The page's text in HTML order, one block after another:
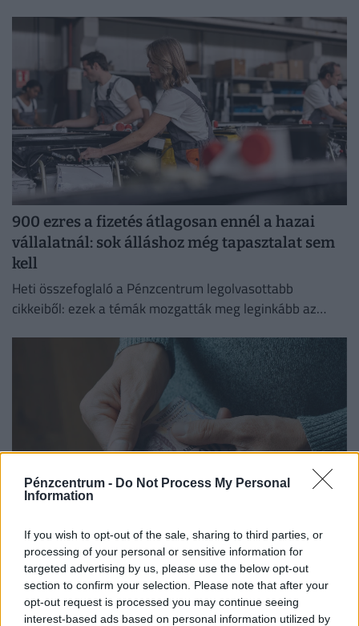
Pénzcentrum - Do Not Process My Personal
Information
If you wish to opt-out of the sale, sharing to third parties, or
processing of your personal or sensitive information for
targeted advertising by us, please use the below opt-out
section to confirm your selection. Please note that after your
opt-out request is processed you may continue seeing
interest-based ads based on personal information utilized by
kezelése érdekében.
900 ezres a fizetés átlagosan ennél a hazai
vállalatnál: sok álláshoz még tapasztalat sem
kell
Heti összefoglaló a Pénzcentrum legolvasottabb
cikkeiből: ezek a témák mozgatták meg leginkább az
Kiderült, ekkora fizetéssel már jómódúnak
számítasz Magyarországon: tágul az olló
gazdag és szegény között
Hiába emelkednek látványosan a magyar bérek, a